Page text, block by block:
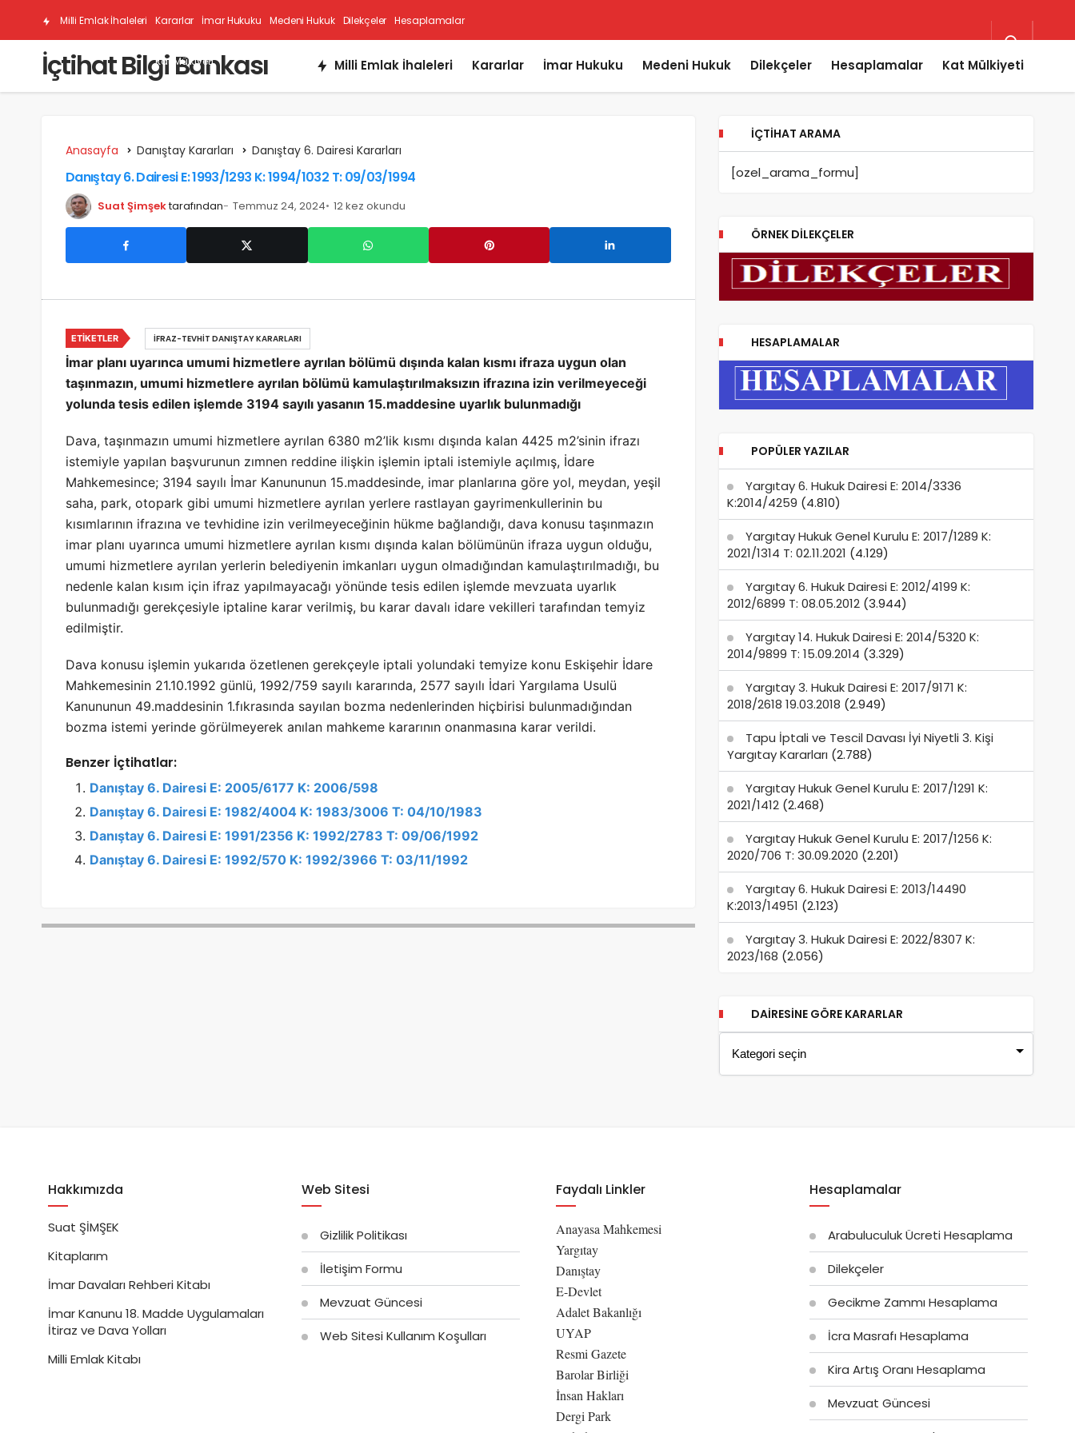
Milli Emlak İhaleleri Kararlar İmar Hukuku Medeni Hukuk Dilekçeler Hesaplamalar
Kat Mülkiyeti
İçtihat Bilgi Bankası Milli Emlak İhaleleri Kararlar İmar Hukuku Medeni Hukuk Dilekçeler Hesaplamalar Kat Mülkiyeti
Anasayfa Danıştay Kararları Danıştay 6. Dairesi Kararları
Danıştay 6. Dairesi E: 1993/1293 K: 1994/1032 T: 09/03/1994
Suat Şimşektarafından Temmuz 24, 2024 12 kez okundu
İmar planı uyarınca umumi hizmetlere ayrılan bölümü dışında kalan kısmı ifraza uygun olan
taşınmazın, umumi hizmetlere ayrılan bölümü kamulaştırılmaksızın ifrazına izin verilmeyeceği
yolunda tesis edilen işlemde 3194 sayılı yasanın 15.maddesine uyarlık bulunmadığı
Dava, taşınmazın umumi hizmetlere ayrılan 6380 m2’lik kısmı dışında kalan 4425 m2’sinin ifrazı
istemiyle yapılan başvurunun zımnen reddine ilişkin işlemin iptali istemiyle açılmış, İdare
Mahkemesince; 3194 sayılı İmar Kanununun 15.maddesinde, imar planlarına göre yol, meydan, yeşil
saha, park, otopark gibi umumi hizmetlere ayrılan yerlere rastlayan gayrimenkullerinin bu
kısımlarının ifrazına ve tevhidine izin verilmeyeceğinin hükme bağlandığı, dava konusu taşınmazın
imar planı uyarınca umumi hizmetlere ayrılan kısmı dışında kalan bölümünün ifraza uygun olduğu,
umumi hizmetlere ayrılan yerlerin belediyenin imkanları uygun olmadığından kamulaştırılmadığı, bu
nedenle kalan kısım için ifraz yapılmayacağı yönünde tesis edilen işlemde mevzuata uyarlık
bulunmadığı gerekçesiyle iptaline karar verilmiş, bu karar davalı idare vekilleri tarafından temyiz
edilmiştir.
Dava konusu işlemin yukarıda özetlenen gerekçeyle iptali yolundaki temyize konu Eskişehir İdare
Mahkemesinin 21.10.1992 günlü, 1992/759 sayılı kararında, 2577 sayılı İdari Yargılama Usulü
Kanununun 49.maddesinin 1.fıkrasında sayılan bozma nedenlerinden hiçbirisi bulunmadığından
bozma istemi yerinde görülmeyerek anılan mahkeme kararının onanmasına karar verildi.
Benzer İçtihatlar:
Danıştay 6. Dairesi E: 2005/6177 K: 2006/598
Danıştay 6. Dairesi E: 1982/4004 K: 1983/3006 T: 04/10/1983
Danıştay 6. Dairesi E: 1991/2356 K: 1992/2783 T: 09/06/1992
Danıştay 6. Dairesi E: 1992/570 K: 1992/3966 T: 03/11/1992
ETIKETLER İFRAZ-TEVHIT DANIŞTAY KARARLARI
İÇTIHAT ARAMA
[ozel_arama_formu]
ÖRNEK DILEKÇELER
HESAPLAMALAR
POPÜLER YAZILAR
Yargıtay 6. Hukuk Dairesi E: 2014/3336
K:2014/4259 (4.810)
Yargıtay Hukuk Genel Kurulu E: 2017/1289 K:
2021/1314 T: 02.11.2021 (4.129)
Yargıtay 6. Hukuk Dairesi E: 2012/4199 K:
2012/6899 T: 08.05.2012 (3.944)
Yargıtay 14. Hukuk Dairesi E: 2014/5320 K:
2014/9899 T: 15.09.2014 (3.329)
Yargıtay 3. Hukuk Dairesi E: 2017/9171 K:
2018/2618 19.03.2018 (2.949)
Tapu İptali ve Tescil Davası İyi Niyetli 3. Kişi
Yargıtay Kararları (2.788)
Yargıtay Hukuk Genel Kurulu E: 2017/1291 K:
2021/1412 (2.468)
Yargıtay Hukuk Genel Kurulu E: 2017/1256 K:
2020/706 T: 30.09.2020 (2.201)
Yargıtay 6. Hukuk Dairesi E: 2013/14490
K:2013/14951 (2.123)
Yargıtay 3. Hukuk Dairesi E: 2022/8307 K:
2023/168 (2.056)
DAIRESINE GÖRE KARARLAR
Hakkımızda
Suat ŞİMŞEK
Kitaplarım
İmar Davaları Rehberi Kitabı
İmar Kanunu 18. Madde Uygulamaları
İtiraz ve Dava Yolları
Milli Emlak Kitabı
Web Sitesi
Gizlilik Politikası
İletişim Formu
Mevzuat Güncesi
Web Sitesi Kullanım Koşulları
Faydalı Linkler
Anayasa Mahkemesi
Yargıtay
Danıştay
E-Devlet
Adalet Bakanlığı
UYAP
Resmi Gazete
Barolar Birliği
İnsan Hakları
Dergi Park
Hesaplamalar
Arabuluculuk Ücreti Hesaplama
Dilekçeler
Gecikme Zammı Hesaplama
İcra Masrafı Hesaplama
Kira Artış Oranı Hesaplama
Mevzuat Güncesi